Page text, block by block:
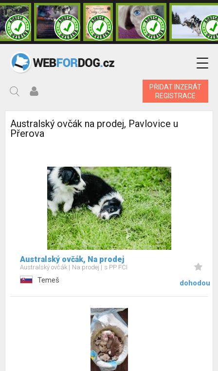
PŘIDAT INZERÁT
REGISTRACE
Australský ovčák na prodej, Pavlovice u
Přerova
Australský ovčák, Na prodej
Australský ovčák Na prodej s PP FCI
Temeš dohodou